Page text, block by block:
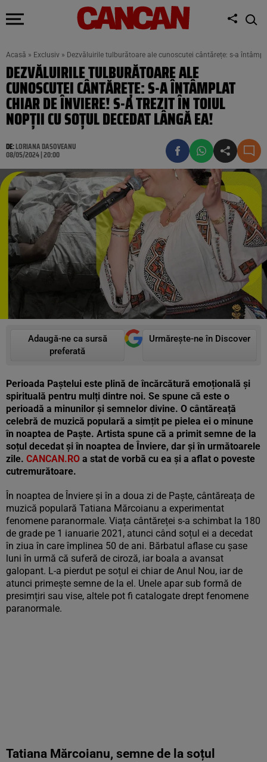
Acasă » Exclusiv » Dezvăluirile tulburătoare ale cunoscutei cântărețe: s-a
DEZVĂLUIRILE TULBURĂTOARE ALE
CUNOSCUTEI CÂNTĂREȚE: S-A ÎNTÂMPLAT
CHIAR DE ÎNVIERE! S-A TREZIT ÎN TOIUL
NOPȚII CU SOȚUL DECEDAT LÂNGĂ EA!
DE:LORIANA DASOVEANU
08/05/2024 | 20:00
Adaugă-ne ca sursă
preferată
Urmărește-ne în Discover
Perioada Paștelui este plină de încărcătură emoțională și
spirituală pentru mulți dintre noi. Se spune că este o
perioadă a minunilor și semnelor divine. O cântăreață
celebră de muzică populară a simțit pe pielea ei o minune
în noaptea de Paște. Artista spune că a primit semne de la
soțul decedat și în noaptea de Înviere, dar și în următoarele
zile. CANCAN.RO a stat de vorbă cu ea și a aflat o poveste
cutremurătoare.
În noaptea de Înviere și în a doua zi de Paște, cântăreața de
muzică populară Tatiana Mărcoianu a experimentat
fenomene paranormale. Viața cântăreței s-a schimbat la 180
de grade pe 1 ianuarie 2021, atunci când soțul ei a decedat
în ziua în care împlinea 50 de ani. Bărbatul aflase cu șase
luni în urmă că suferă de ciroză, iar boala a avansat
galopant. L-a pierdut pe soțul ei chiar de Anul Nou, iar de
atunci primește semne de la el. Unele apar sub formă de
presimțiri sau vise, altele pot fi catalogate drept fenomene
paranormale.
Tatiana Mărcoianu, semne de la soțul